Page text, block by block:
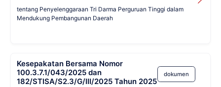
tentang Penyelenggaraan Tri Darma Perguruan Tinggi dalam
Mendukung Pembangunan Daerah
Kesepakatan Bersama Nomor
100.3.7.1/043/2025 dan
182/STISA/S2.3/G/III/2025 Tahun 2025
dokumen